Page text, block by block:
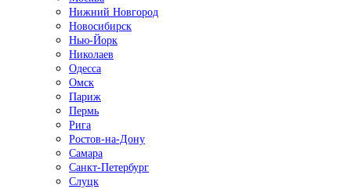
Нижний Новгород
Новосибирск
Нью-Йорк
Николаев
Одесса
Омск
Париж
Пермь
Рига
Ростов-на-Дону
Самара
Санкт-Петербург
Слуцк